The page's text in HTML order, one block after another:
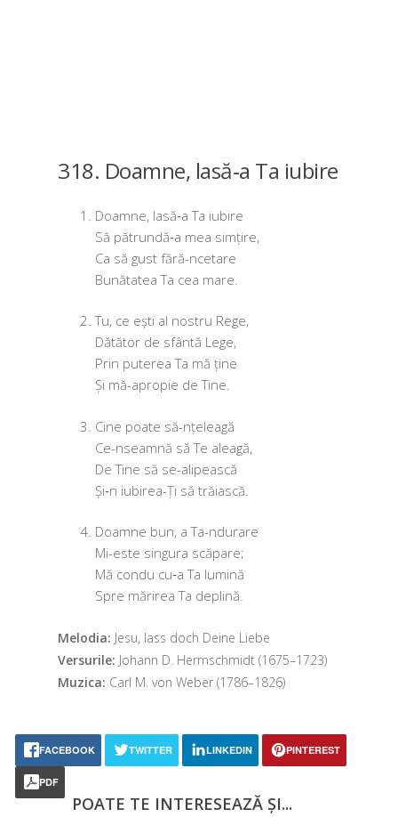
318. Doamne, lasă‑a Ta iubire
Doamne, lasă‑a Ta iubire
Să pătrundă‑a mea simțire,
Ca să gust fără-ncetare
Bunătatea Ta cea mare.
Tu, ce ești al nos­tru Rege,
Dătător de sfân­tă Lege,
Prin pute­rea Ta mă ține
Și mă-apro­pie de Tine.
Cine poa­te să-nțeleagă
Ce-nseam­nă să Te aleagă,
De Tine să se-alipească
Și‑n iubi­rea-Ți să trăiască.
Doamne bun, a Ta-ndurare
Mi-este sin­gu­ra scăpare;
Mă con­du cu‑a Ta lumină
Spre mări­rea Ta deplină.
Melodia: Jesu, lass doch Deine Liebe
Versurile: Johann D. Herrnschmidt (1675–1723)
Muzica: Carl M. von Weber (1786–1826)
FACEBOOK TWITTER LINKEDIN PINTEREST
PDF
POATE TE INTERESEAZĂ ȘI...